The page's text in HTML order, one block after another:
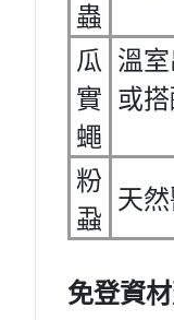
蟲
瓜
實
蠅
溫
或
粉
蝨
天
免登資